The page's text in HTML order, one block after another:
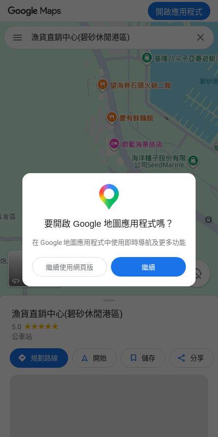
開啟應用程式
 
漁貨直銷中心(碧砂休閒港區)


漁貨直銷中心(碧砂休閒港區)
5.0
公車站
 規劃路線  開始  儲存  分享
要開啟 Google 地圖應用程式嗎？
在 Google 地圖應用程式中使用即時導航及更多功能
繼續
繼續使用網頁版